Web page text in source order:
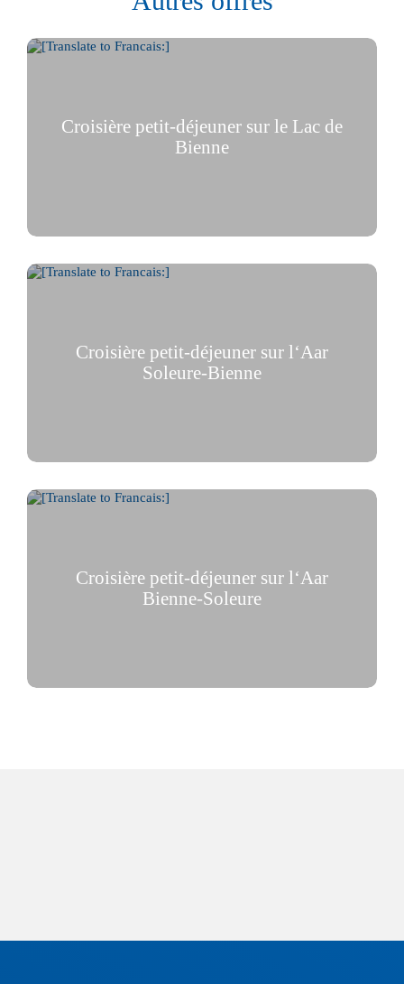
Croisière petit-déjeuner sur le Lac de
Bienne
Croisière petit-déjeuner sur l‘Aar
Soleure-Bienne
Croisière petit-déjeuner sur l‘Aar
Bienne-Soleure